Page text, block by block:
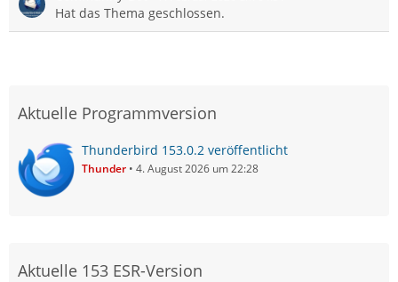
Hat das Thema geschlossen.
Aktuelle Programmversion
Thunderbird 153.0.2 veröffentlicht
Thunder 4. August 2026 um 22:28
Aktuelle 153 ESR-Version